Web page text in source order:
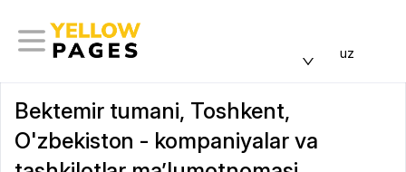
uz
Bektemir tumani, Toshkent,
O'zbekiston - kompaniyalar va